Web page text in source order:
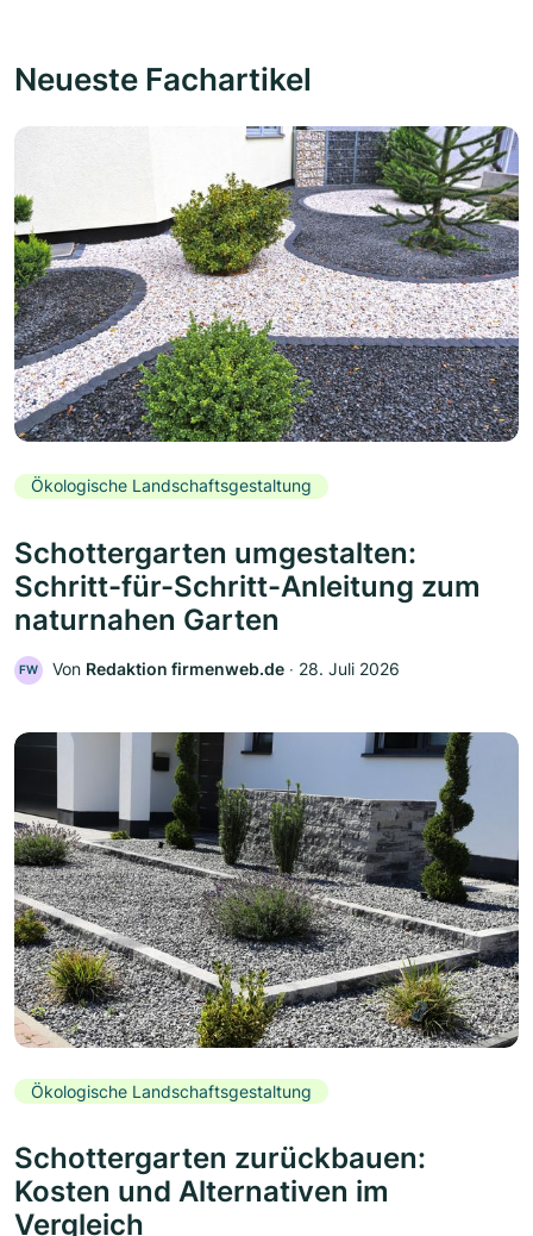
Neueste Fachartikel
Ökologische Landschaftsgestaltung
Schottergarten umgestalten:
Schritt-für-Schritt-Anleitung zum
naturnahen Garten
FW Von Redaktion firmenweb.de ‧ 28. Juli 2026
Ökologische Landschaftsgestaltung
Schottergarten zurückbauen:
Kosten und Alternativen im
Vergleich